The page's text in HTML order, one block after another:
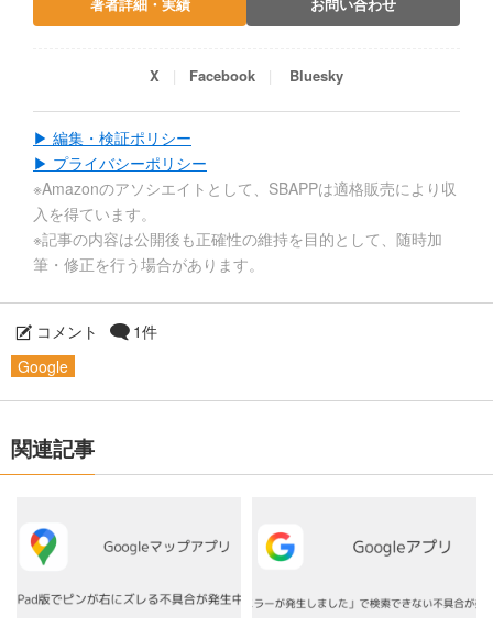
X Facebook Bluesky
▶ 編集・検証ポリシー
▶ プライバシーポリシー
※Amazonのアソシエイトとして、SBAPPは適格販売により収
入を得ています。
※記事の内容は公開後も正確性の維持を目的として、随時加
筆・修正を行う場合があります。
コメント
1件
Google
関連記事